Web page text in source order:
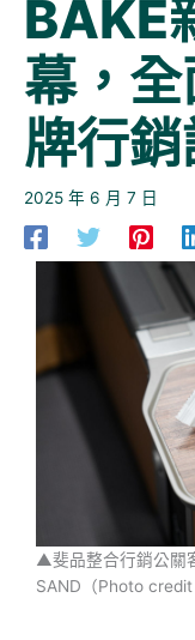
BAKE
幕，
牌行銷
2025 年 6 月 7 日
▲斐品整合行銷公關
SAND（Photo credit